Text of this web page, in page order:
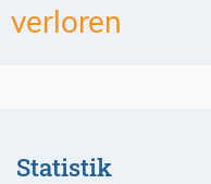
verloren
Statistik